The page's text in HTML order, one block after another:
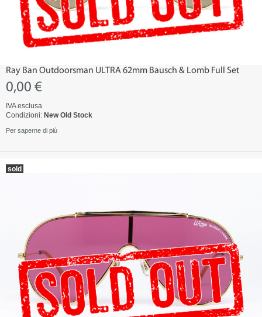
Ray Ban Outdoorsman ULTRA 62mm Bausch & Lomb Full Set
0,00 €
IVA esclusa
Condizioni: New Old Stock
Per saperne di più
sold